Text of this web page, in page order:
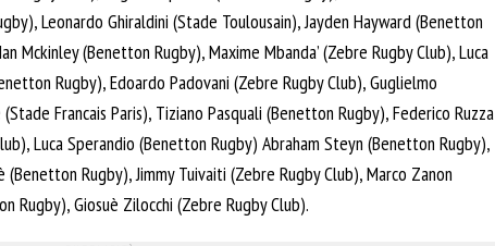
Leonardo Ghiraldini (Stade Toulousain), Jayden Hayward (Benetton
Mckinley (Benetton Rugby), Maxime Mbanda’ (Zebre Rugby Club), Luca
Rugby), Edoardo Padovani (Zebre Rugby Club), Guglielmo
Francais Paris), Tiziano Pasquali (Benetton Rugby), Federico Ruzza
Luca Sperandio (Benetton Rugby) Abraham Steyn (Benetton Rugby),
Rugby), Jimmy Tuivaiti (Zebre Rugby Club), Marco Zanon
Rugby), Giosuè Zilocchi (Zebre Rugby Club).